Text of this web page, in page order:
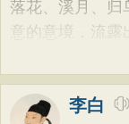
落花、溪月、归
意的意境，流露
李白